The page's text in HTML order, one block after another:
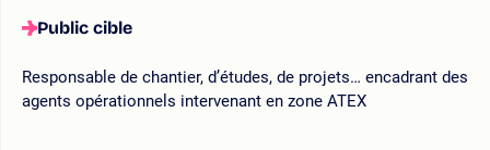
Public cible
Responsable de chantier, d’études, de projets… encadrant des
agents opérationnels intervenant en zone ATEX